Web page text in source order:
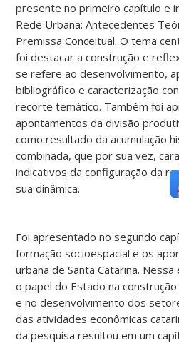
presente no primeiro capítulo e
Rede Urbana: Antecedentes
Premissa Conceitual. O tema
foi destacar a construção e
se refere ao desenvolvimento,
bibliográfico e caracterização
recorte temático. Também foi
apontamentos da divisão
como resultado da acumulação
combinada, que por sua vez,
indicativos da configuração da
sua dinâmica.
Foi apresentado no segundo
formação socioespacial e os
urbana de Santa Catarina.
o papel do Estado na
e no desenvolvimento dos
das atividades econômicas
da pesquisa resultou em um